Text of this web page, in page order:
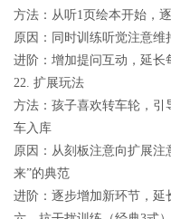
方法：从听1页绘本开始，
原因：同时训练听觉注意
进阶：增加提问互动，延长
22. 扩展玩法
方法：孩子喜欢转车轮，
车入库
原因：从刻板注意向扩展注
来”的典范
进阶：逐步增加新环节，延